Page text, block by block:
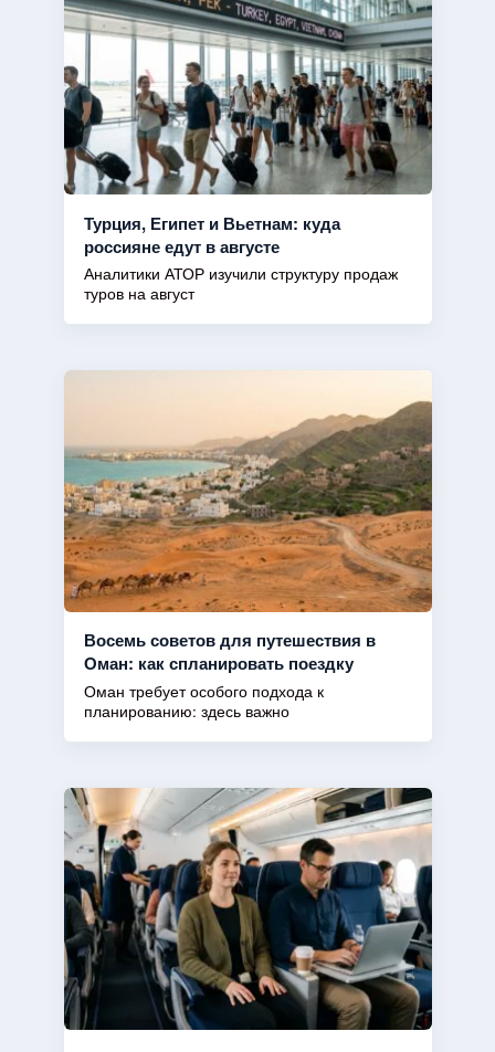
Турция, Египет и Вьетнам: куда
россияне едут в августе
Аналитики АТОР изучили структуру продаж
туров на август
Восемь советов для путешествия в
Оман: как спланировать поездку
Оман требует особого подхода к
планированию: здесь важно